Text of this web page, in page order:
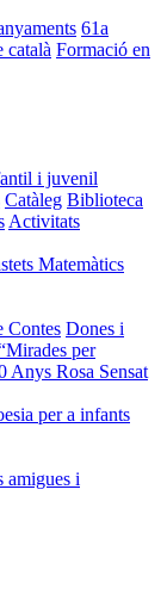
61a
català Formació en
i juvenil
Catàleg Biblioteca
Activitats
Matemàtics
Contes Dones i
per
Anys Rosa Sensat
per a infants
amigues i